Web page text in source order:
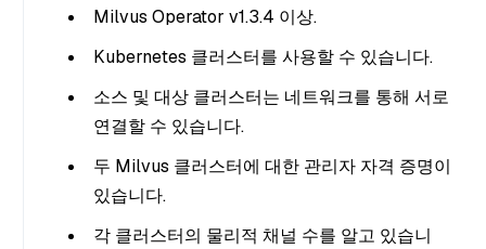
Milvus Operator v1.3.4 이상.
Kubernetes 클러스터를 사용할 수 있습니다.
소스 및 대상 클러스터는 네트워크를 통해 서로
연결할 수 있습니다.
두 Milvus 클러스터에 대한 관리자 자격 증명이
있습니다.
각 클러스터의 물리적 채널 수를 알고 있습니